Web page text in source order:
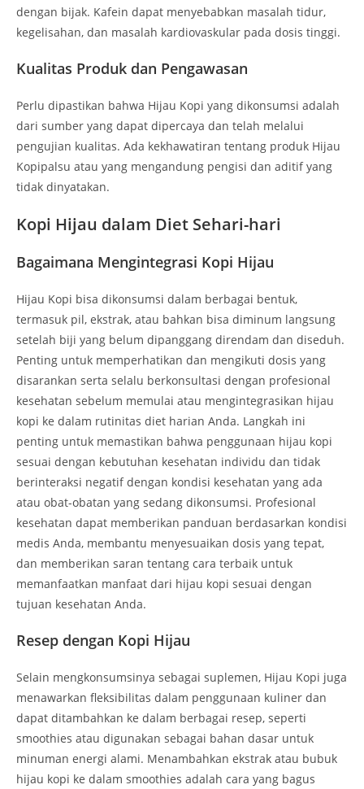
dengan bijak. Kafein dapat menyebabkan masalah tidur,
kegelisahan, dan masalah kardiovaskular pada dosis tinggi.
Kualitas Produk dan Pengawasan
Perlu dipastikan bahwa Hijau Kopi yang dikonsumsi adalah
dari sumber yang dapat dipercaya dan telah melalui
pengujian kualitas. Ada kekhawatiran tentang produk Hijau
Kopipalsu atau yang mengandung pengisi dan aditif yang
tidak dinyatakan.
Kopi Hijau dalam Diet Sehari-hari
Bagaimana Mengintegrasi Kopi Hijau
Hijau Kopi bisa dikonsumsi dalam berbagai bentuk,
termasuk pil, ekstrak, atau bahkan bisa diminum langsung
setelah biji yang belum dipanggang direndam dan diseduh.
Penting untuk memperhatikan dan mengikuti dosis yang
disarankan serta selalu berkonsultasi dengan profesional
kesehatan sebelum memulai atau mengintegrasikan hijau
kopi ke dalam rutinitas diet harian Anda. Langkah ini
penting untuk memastikan bahwa penggunaan hijau kopi
sesuai dengan kebutuhan kesehatan individu dan tidak
berinteraksi negatif dengan kondisi kesehatan yang ada
atau obat-obatan yang sedang dikonsumsi. Profesional
kesehatan dapat memberikan panduan berdasarkan kondisi
medis Anda, membantu menyesuaikan dosis yang tepat,
dan memberikan saran tentang cara terbaik untuk
memanfaatkan manfaat dari hijau kopi sesuai dengan
tujuan kesehatan Anda.
Resep dengan Kopi Hijau
Selain mengkonsumsinya sebagai suplemen, Hijau Kopi juga
menawarkan fleksibilitas dalam penggunaan kuliner dan
dapat ditambahkan ke dalam berbagai resep, seperti
smoothies atau digunakan sebagai bahan dasar untuk
minuman energi alami. Menambahkan ekstrak atau bubuk
hijau kopi ke dalam smoothies adalah cara yang bagus